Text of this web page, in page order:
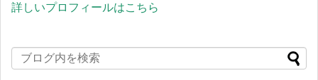
詳しいプロフィールはこちら